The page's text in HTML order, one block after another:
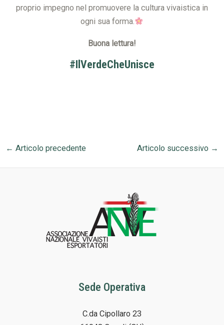
proprio impegno nel promuovere la cultura vivaistica in
ogni sua forma.
Buona lettura!
#IlVerdeCheUnisce
← Articolo precedente Articolo successivo →
Sede Operativa
C.da Cipollaro 23